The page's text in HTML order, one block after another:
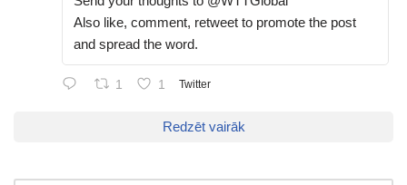
Also like, comment, retweet to promote the post
and spread the word.
1 1 Twitter
Redzēt vairāk